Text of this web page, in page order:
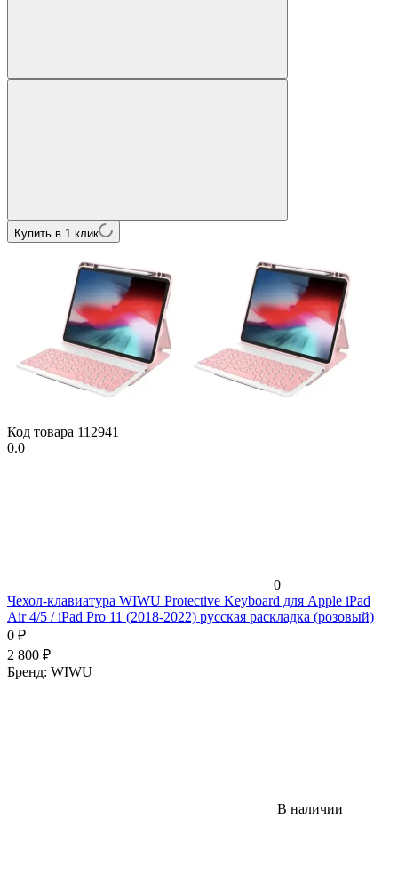
Купить в 1 клик
Код товара 112941
0.0
0
Чехол-клавиатура WIWU Protective Keyboard для Apple iPad
Air 4/5 / iPad Pro 11 (2018-2022) русская раскладка (розовый)
0 ₽
2 800 ₽
Бренд: WIWU
В наличии